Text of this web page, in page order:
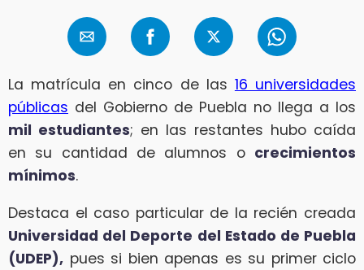
La matrícula en cinco de las 16 universidades
públicas del Gobierno de Puebla no llega a los
mil estudiantes; en las restantes hubo caída
en su cantidad de alumnos o crecimientos
mínimos.
Destaca el caso particular de la recién creada
Universidad del Deporte del Estado de Puebla
(UDEP), pues si bien apenas es su primer ciclo